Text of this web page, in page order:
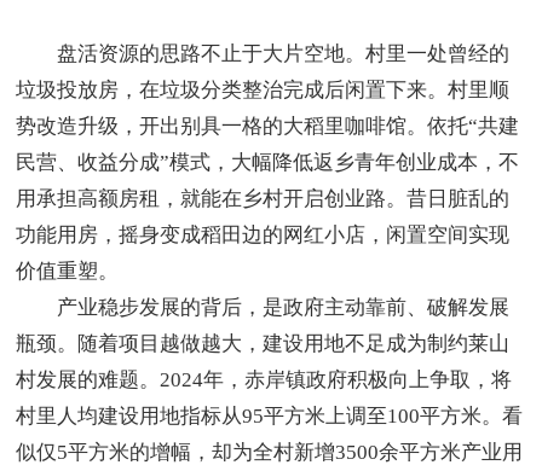
盘活资源的思路不止于大片空地。村里一处曾经的
垃圾投放房，在垃圾分类整治完成后闲置下来。村里顺
势改造升级，开出别具一格的大稻里咖啡馆。依托“共建
民营、收益分成”模式，大幅降低返乡青年创业成本，不
用承担高额房租，就能在乡村开启创业路。昔日脏乱的
功能用房，摇身变成稻田边的网红小店，闲置空间实现
价值重塑。
产业稳步发展的背后，是政府主动靠前、破解发展
瓶颈。随着项目越做越大，建设用地不足成为制约莱山
村发展的难题。2024年，赤岸镇政府积极向上争取，将
村里人均建设用地指标从95平方米上调至100平方米。看
似仅5平方米的增幅，却为全村新增3500余平方米产业用